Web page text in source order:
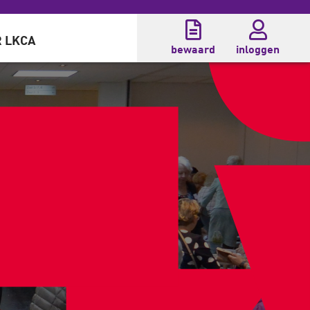
LKCA
bewaard inloggen